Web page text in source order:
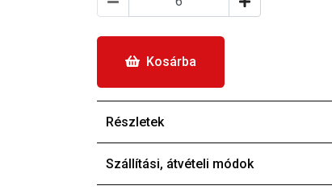
Kosárba
Részletek
Szállítási, átvételi módok